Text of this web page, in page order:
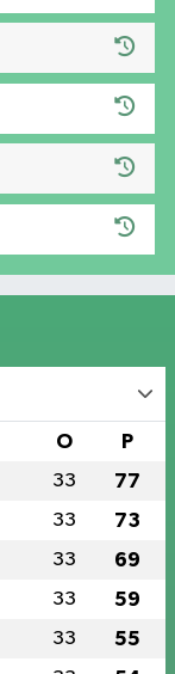
O P
33 77
33 73
33 69
33 59
33 55